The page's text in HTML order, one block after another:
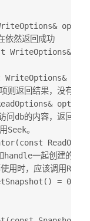
依然返回成功
WriteOptions&
项则返回结果，没
问db的内容，返
Seek。
handle一起创建的
使用时，应该调用
= 0;